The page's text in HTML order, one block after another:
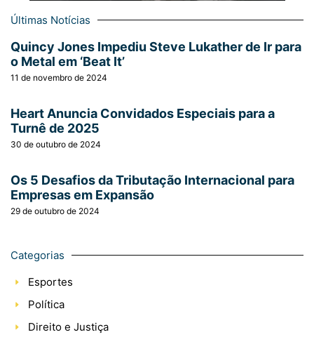
Últimas Notícias
Quincy Jones Impediu Steve Lukather de Ir para
o Metal em ‘Beat It’
11 de novembro de 2024
Heart Anuncia Convidados Especiais para a
Turnê de 2025
30 de outubro de 2024
Os 5 Desafios da Tributação Internacional para
Empresas em Expansão
29 de outubro de 2024
Categorias
Esportes
Política
Direito e Justiça